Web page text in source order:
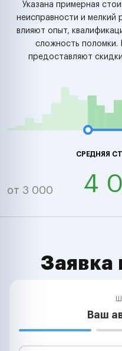
Указана примерная
неисправности и мелкий
влияют опыт,
сложность поломки.
предоставляют
СРЕДНЯЯ
от 3 000 4
Заявка
Ваш